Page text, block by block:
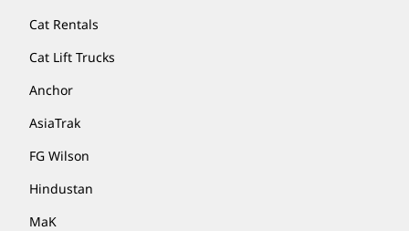
Cat Rentals
Cat Lift Trucks
Anchor
AsiaTrak
FG Wilson
Hindustan
MaK